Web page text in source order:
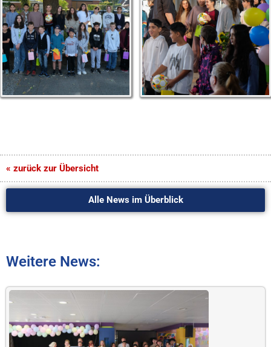
« zurück zur Übersicht
Alle News im Überblick
Weitere News: